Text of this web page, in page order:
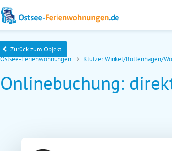
Zurück zum Objekt
Ostsee-Ferienwohnungen
Klützer Winkel/Boltenhagen/
Onlinebuchung: